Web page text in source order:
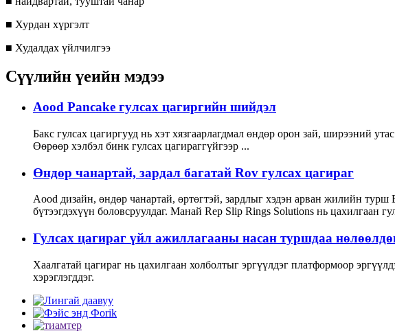
■ Хурдан хүргэлт
■ Худалдах үйлчилгээ
Сүүлийн үеийн мэдээ
Aood Pancake гулсах цагиргийн шийдэл
Бакс гулсах цагиргууд нь хэт хязгаарлагдмал өндөр орон зай, ширээний
Өөрөөр хэлбэл бинк гулсах цагираггүйгээр ...
Өндөр чанартай, зардал багатай Rov гулсах цагираг
Aood дизайн, өндөр чанартай, өртөгтэй, зардлыг хэдэн арван жилийн
бүтээгдэхүүн боловсруулдаг. Манай Rep Slip Rings Solutions нь цахилгаан
Гулсах цагираг үйл ажиллагааны насан туршдаа
Хаалгатай цагираг нь цахилгаан холболтыг эргүүлдэг платформоор
хэрэглэгддэг.